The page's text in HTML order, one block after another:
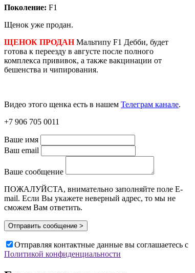
Поколение: F1
Щенок уже продан.
ЩЕНОК ПРОДАНМальтипу F1 Дебби, будет
готова к переезду в августе после полного
комплекса прививок, а также вакцинации от
бешенства и чипирования.
Видео этого щенка есть в нашем Телеграм канале.
+7 906 705 0011
Ваше имя
Ваш email
Ваше сообщение
ПОЖАЛУЙСТА, внимательно заполняйте поле E-
mail. Если Вы укажете неверный адрес, то мы не
сможем Вам ответить.
Отправить сообщение >
Отправляя контактные данные вы соглашаетесь с
Политикой конфиденциальности